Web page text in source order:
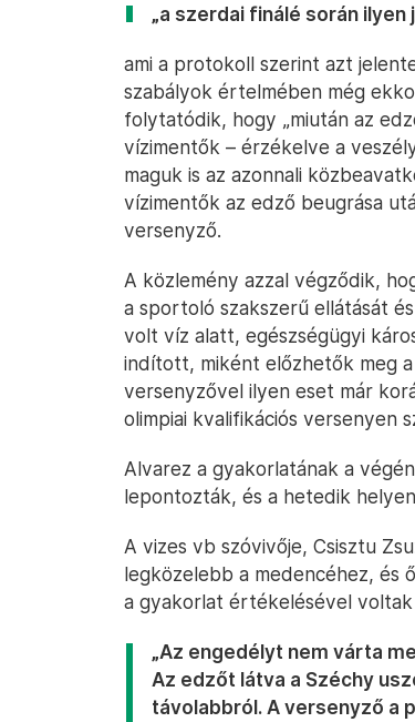
„a szerdai finálé során
ami a protokoll szerint azt
szabályok értelmében még
folytatódik, hogy „miután az
vízimentők – érzékelve a
maguk is az azonnali
vízimentők az edző beugrása
versenyző.
A közlemény azzal végződik,
a sportoló szakszerű ellátását
volt víz alatt, egészségügyi
indított, miként előzhetők meg
versenyzővel ilyen eset már
olimpiai kvalifikációs versenyen
Alvarez a gyakorlatának a
lepontozták, és a hetedik
A vizes vb szóvivője, Csisztu
legközelebb a medencéhez, és
a gyakorlat értékelésével
„Az engedélyt nem várta
Az edzőt látva a Széchy
távolabbról. A versenyző a